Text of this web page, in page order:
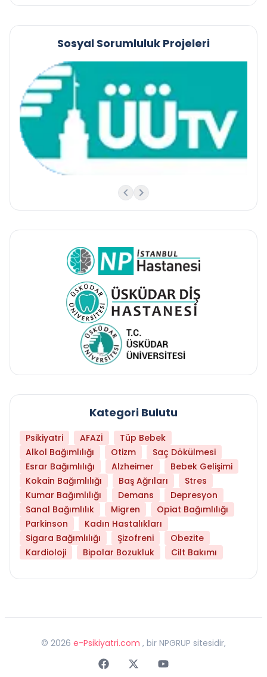
Sosyal Sorumluluk Projeleri
Kategori Bulutu
Psikiyatri AFAZİ
Tüp Bebek
Alkol Bağımlılığı
Otizm
Saç Dökülmesi
Esrar Bağımlılığı
Alzheimer
Bebek Gelişimi
Kokain Bağımlılığı
Baş Ağrıları
Stres
Kumar Bağımlılığı
Demans
Depresyon
Sanal Bağımlılık
Migren
Opiat Bağımlılığı
Parkinson
Kadın Hastalıkları
Sigara Bağımlılığı
Şizofreni
Obezite
Kardioloji
Bipolar Bozukluk Cilt Bakımı
© 2026 e-Psikiyatri.com , bir NPGRUP sitesidir,